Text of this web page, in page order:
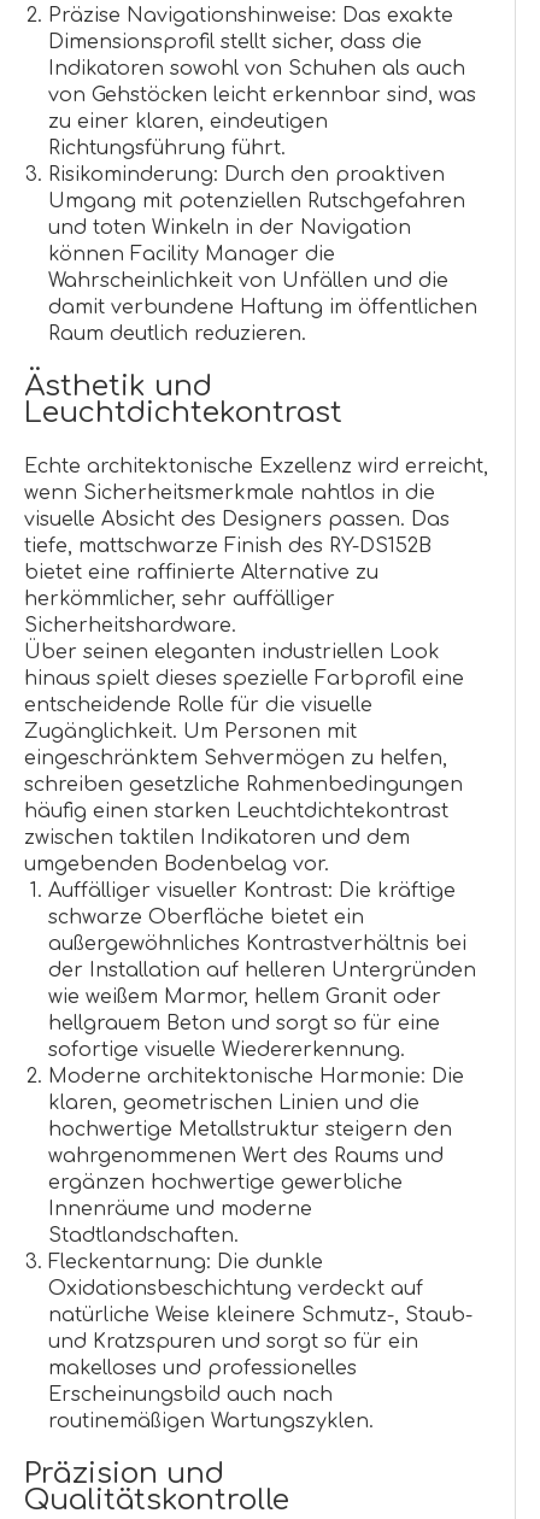
Präzise Navigationshinweise: Das exakte
Dimensionsprofil stellt sicher, dass die
Indikatoren sowohl von Schuhen als auch
von Gehstöcken leicht erkennbar sind, was
zu einer klaren, eindeutigen
Richtungsführung führt.
Risikominderung: Durch den proaktiven
Umgang mit potenziellen Rutschgefahren
und toten Winkeln in der Navigation
können Facility Manager die
Wahrscheinlichkeit von Unfällen und die
damit verbundene Haftung im öffentlichen
Raum deutlich reduzieren.
Ästhetik und
Leuchtdichtekontrast
Echte architektonische Exzellenz wird erreicht,
wenn Sicherheitsmerkmale nahtlos in die
visuelle Absicht des Designers passen. Das
tiefe, mattschwarze Finish des RY-DS152B
bietet eine raffinierte Alternative zu
herkömmlicher, sehr auffälliger
Sicherheitshardware.
Über seinen eleganten industriellen Look
hinaus spielt dieses spezielle Farbprofil eine
entscheidende Rolle für die visuelle
Zugänglichkeit. Um Personen mit
eingeschränktem Sehvermögen zu helfen,
schreiben gesetzliche Rahmenbedingungen
häufig einen starken Leuchtdichtekontrast
zwischen taktilen Indikatoren und dem
umgebenden Bodenbelag vor.
Auffälliger visueller Kontrast: Die kräftige
schwarze Oberfläche bietet ein
außergewöhnliches Kontrastverhältnis bei
der Installation auf helleren Untergründen
wie weißem Marmor, hellem Granit oder
hellgrauem Beton und sorgt so für eine
sofortige visuelle Wiedererkennung.
Moderne architektonische Harmonie: Die
klaren, geometrischen Linien und die
hochwertige Metallstruktur steigern den
wahrgenommenen Wert des Raums und
ergänzen hochwertige gewerbliche
Innenräume und moderne
Stadtlandschaften.
Fleckentarnung: Die dunkle
Oxidationsbeschichtung verdeckt auf
natürliche Weise kleinere Schmutz-, Staub-
und Kratzspuren und sorgt so für ein
makelloses und professionelles
Erscheinungsbild auch nach
routinemäßigen Wartungszyklen.
Präzision und
Qualitätskontrolle